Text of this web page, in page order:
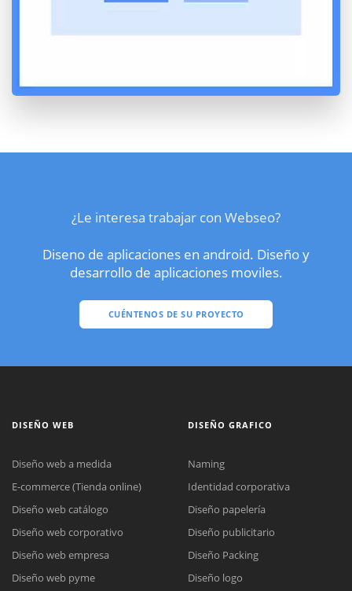
¿Le interesa trabajar con Webseo?
Diseno de aplicaciones en android. Diseño y
desarrollo de aplicaciones moviles.
CUÉNTENOS DE SU PROYECTO
DISEÑO WEB
Diseño web a medida
E-commerce (Tienda online)
Diseño web catálogo
Diseño web corporativo
Diseño web empresa
Diseño web pyme
DISEÑO GRAFICO
Naming
Identidad corporativa
Diseño papelería
Diseño publicitario
Diseño Packing
Diseño logo